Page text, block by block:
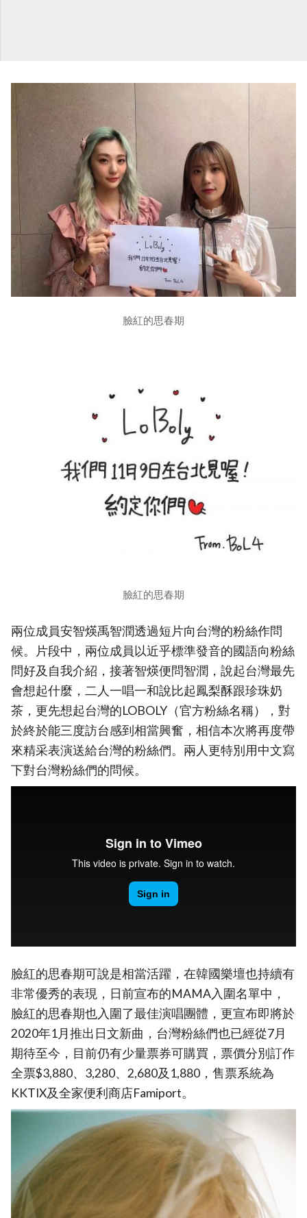
臉紅的思春期
臉紅的思春期
兩位成員安智煐禹智潤透過短片向台灣的粉絲作問
候。片段中，兩位成員以近乎標準發音的國語向粉絲
問好及自我介紹，接著智煐便問智潤，說起台灣最先
會想起什麼，二人一唱一和說比起鳳梨酥跟珍珠奶
茶，更先想起台灣的LOBOLY（官方粉絲名稱），對
於終於能三度訪台感到相當興奮，相信本次將再度帶
來精采表演送給台灣的粉絲們。兩人更特別用中文寫
下對台灣粉絲們的問候。
臉紅的思春期可說是相當活躍，在韓國樂壇也持續有
非常優秀的表現，日前宣布的MAMA入圍名單中，
臉紅的思春期也入圍了最佳演唱團體，更宣布即將於
2020年1月推出日文新曲，台灣粉絲們也已經從7月
期待至今，目前仍有少量票券可購買，票價分別訂作
全票$3,880、3,280、2,680及1,880，售票系統為
KKTIX及全家便利商店Famiport。